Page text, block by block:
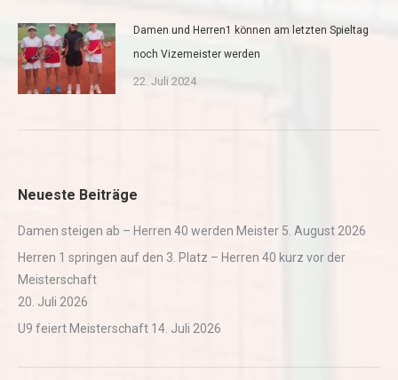
Damen und Herren1 können am letzten Spieltag
noch Vizemeister werden
22. Juli 2024
Neueste Beiträge
Damen steigen ab – Herren 40 werden Meister 5. August 2026
Herren 1 springen auf den 3. Platz – Herren 40 kurz vor der
Meisterschaft
20. Juli 2026
U9 feiert Meisterschaft 14. Juli 2026